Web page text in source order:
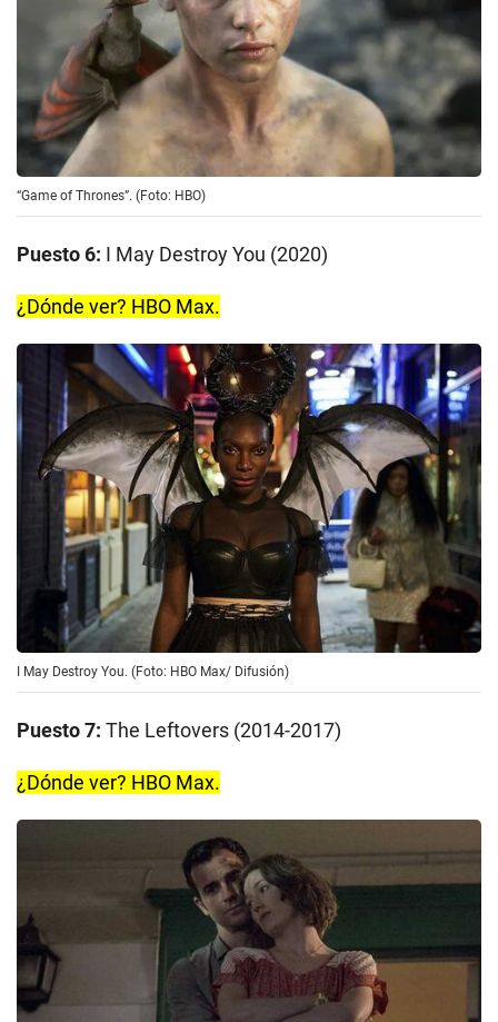
“Game of Thrones”. (Foto: HBO)
Puesto 6: I May Destroy You (2020)
¿Dónde ver? HBO Max.
I May Destroy You. (Foto: HBO Max/ Difusión)
Puesto 7: The Leftovers (2014-2017)
¿Dónde ver? HBO Max.